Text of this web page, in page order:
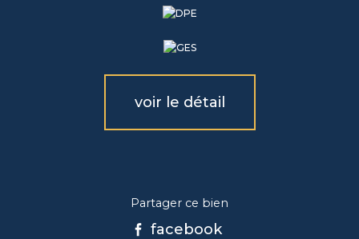
voir le détail
Partager ce bien
facebook